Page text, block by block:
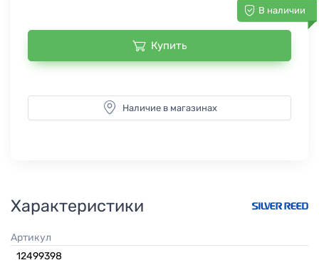
В наличии
Купить
Наличие в магазинах
Характеристики
Артикул
12499398